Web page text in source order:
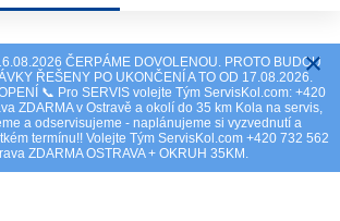
ČERPÁME DOVOLENOU. PROTO BUDOU
ŘEŠENY PO UKONČENÍ A TO OD 17.08.2026.
📞 Pro SERVIS volejte Tým ServisKol.com: +420
ZDARMA v Ostravě a okolí do 35 km Kola na servis,
a odservisujeme - naplánujeme si vyzvednutí a
termínu!! Volejte Tým ServisKol.com +420 732 562
ZDARMA OSTRAVA + OKRUH 35KM.